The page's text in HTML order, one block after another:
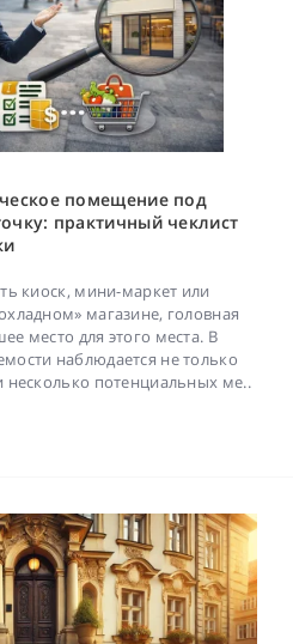
помещение под
практичный чеклист
киоск, мини-маркет или
магазине, головная
место для этого места. В
наблюдается не только
потенциальных ме..